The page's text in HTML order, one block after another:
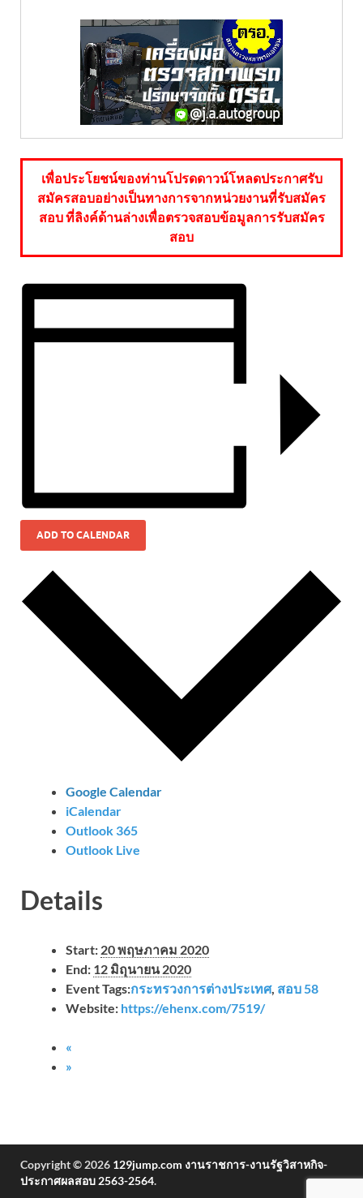
เพื่อประโยชน์ของท่านโปรดดาวน์โหลดประกาศรับ
สมัครสอบอย่างเป็นทางการจากหน่วยงานที่รับสมัคร
สอบ ที่ลิงค์ด้านล่างเพื่อตรวจสอบข้อมูลการรับสมัคร
สอบ
ADD TO CALENDAR
Google Calendar
iCalendar
Outlook 365
Outlook Live
Details
Start: 20 พฤษภาคม 2020
End: 12 มิถุนายน 2020
Event Tags:กระทรวงการต่างประเทศ, สอบ 58
Website: https://ehenx.com/7519/
«
»
Copyright © 2026 129jump.com งานราชการ-งานรัฐวิสาหกิจ-
ประกาศผลสอบ 2563-2564.